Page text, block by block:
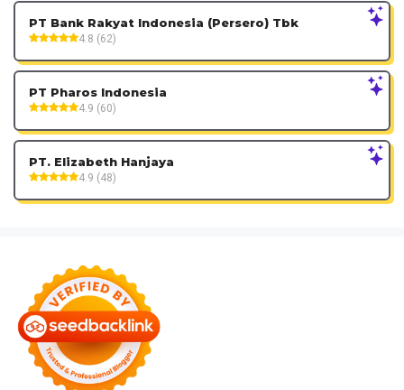
PT Bank Rakyat Indonesia (Persero) Tbk
4.8 (62)
PT Pharos Indonesia
4.9 (60)
PT. Elizabeth Hanjaya
4.9 (48)